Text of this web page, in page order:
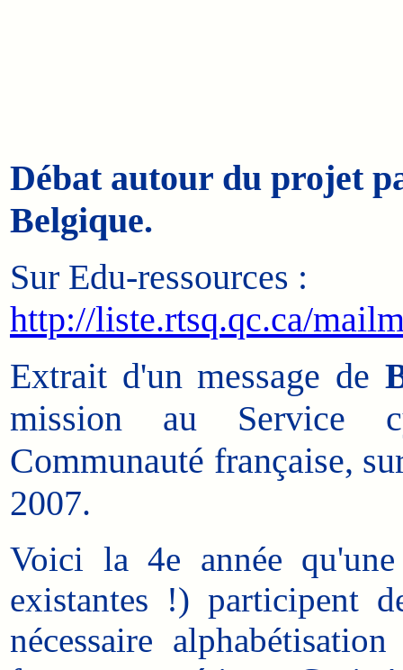
Débat autour du projet
Belgique.
Sur Edu-ressources :
http://liste.rtsq.qc.ca/
Extrait d'un message de
mission au Service
Communauté française,
2007.
Voici la 4e année
existantes !) participent
nécessaire